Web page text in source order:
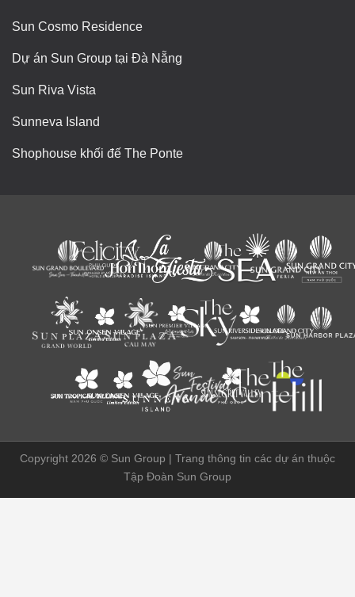
Sun Cosmo Residence
Dự án Sun Group tại Đà Nẵng
Sun Riva Vista
Sunneva Island
Shophouse khối đế The Ponte
Copyright 2026 © Sun Group | Trang thông tin các dự án thuộc
Tập Đoàn Sun Group